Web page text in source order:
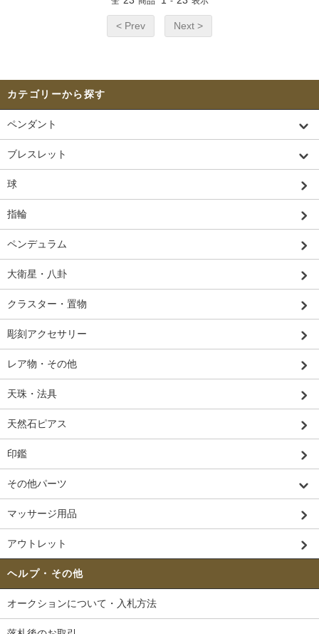
< Prev Next >
カテゴリーから探す
ペンダント
ブレスレット
球
指輪
ペンデュラム
大衛星・八卦
クラスター・置物
彫刻アクセサリー
レア物・その他
天珠・法具
天然石ピアス
印鑑
その他パーツ
マッサージ用品
アウトレット
ヘルプ・その他
オークションについて・入札方法